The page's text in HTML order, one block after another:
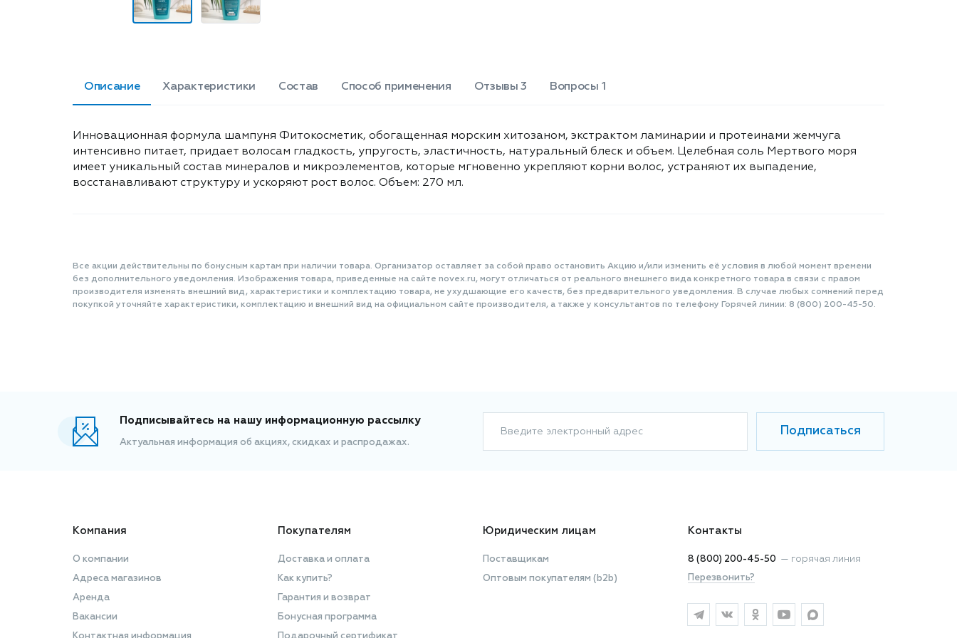
Описание Характеристики Состав Способ применения Отзывы 3 Вопросы 1
Инновационная формула шампуня Фитокосметик, обогащенная морским хитозаном, экстрактом ламинарии и протеинами жемчуга
интенсивно питает, придает волосам гладкость, упругость, эластичность, натуральный блеск и объем. Целебная соль Мертвого моря
имеет уникальный состав минералов и микроэлементов, которые мгновенно укрепляют корни волос, устраняют их выпадение,
восстанавливают структуру и ускоряют рост волос. Объем: 270 мл.
Все акции действительны по бонусным картам при наличии товара. Организатор оставляет за собой право остановить Акцию и/или изменить её условия в любой момент времени
без дополнительного уведомления. Изображения товара, приведенные на сайте novex.ru, могут отличаться от реального внешнего вида конкретного товара в связи с правом
производителя изменять внешний вид, характеристики и комплектацию товара, не ухудшающие его качеств, без предварительного уведомления. В случае любых сомнений перед
покупкой уточняйте характеристики, комплектацию и внешний вид на официальном сайте производителя, а также у консультантов по телефону Горячей линии: 8 (800) 200-45-50.
Подписывайтесь на нашу информационную рассылку
Актуальная информация об акциях, скидках и распродажах.
Введите электронный адрес Подписаться
Компания
О компании
Адреса магазинов
Аренда
Вакансии
Покупателям
Доставка и оплата
Как купить?
Гарантия и возврат
Бонусная программа
Юридическим лицам
Поставщикам
Оптовым покупателям (b2b)
Контакты
8 (800) 200-45-50 — горячая линия
Перезвонить?